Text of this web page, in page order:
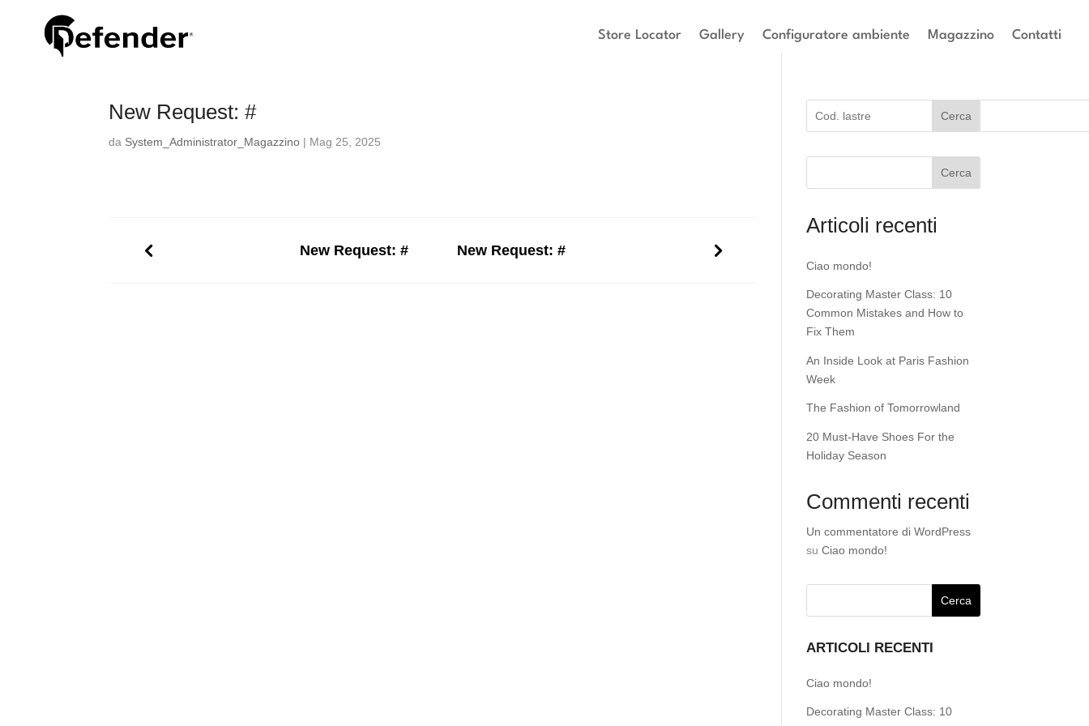
Store Locator Gallery Configuratore ambiente Magazzino Contatti
New Request: #
da System_Administrator_Magazzino | Mag 25, 2025
New Request: # New Request: #
Cerca
Cerca
Articoli recenti
Ciao mondo!
Decorating Master Class: 10
Common Mistakes and How to
Fix Them
An Inside Look at Paris Fashion
Week
The Fashion of Tomorrowland
20 Must-Have Shoes For the
Holiday Season
Commenti recenti
Un commentatore di WordPress
su Ciao mondo!
ARTICOLI RECENTI
Ciao mondo!
Decorating Master Class: 10